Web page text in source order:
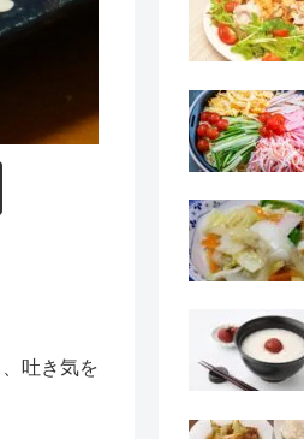
吐き気を